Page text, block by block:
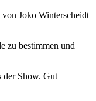
Joko Winterscheidt
zu bestimmen und
der Show. Gut